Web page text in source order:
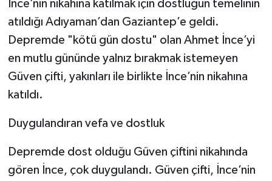
İnce’nin nikahına katılmak için dostluğun temelinin
atıldığı Adıyaman’dan Gaziantep’e geldi.
Depremde "kötü gün dostu" olan Ahmet İnce’yi
en mutlu gününde yalnız bırakmak istemeyen
Güven çifti, yakınları ile birlikte İnce’nin nikahına
katıldı.
Duygulandıran vefa ve dostluk
Depremde dost olduğu Güven çiftini nikahında
gören İnce, çok duygulandı. Güven çifti, İnce’nin